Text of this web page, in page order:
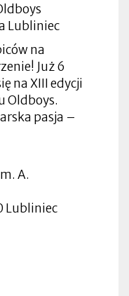
Lubliniec
na
Już 6
na XIII edycji
Oldboys.
pasja –
A.
Lubliniec